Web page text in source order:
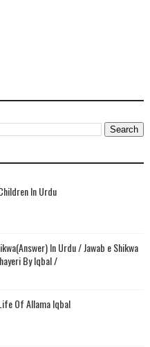
In Urdu
In Urdu / Jawab e Shikwa
By Iqbal /
Of Allama Iqbal